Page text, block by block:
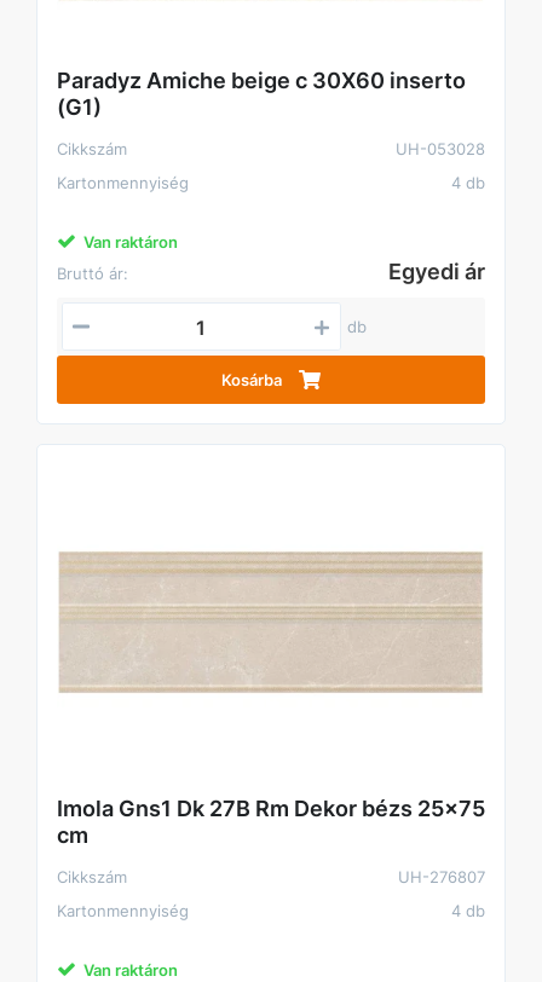
Paradyz Amiche beige c 30X60 inserto
(G1)
Cikkszám
UH-053028
Kartonmennyiség
4 db
Van raktáron
Bruttó ár:
Egyedi ár
db
Kosárba
Imola Gns1 Dk 27B Rm Dekor bézs 25x75
cm
Cikkszám
UH-276807
Kartonmennyiség
4 db
Van raktáron